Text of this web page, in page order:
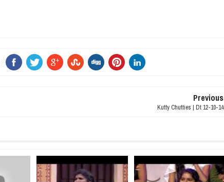
Previous
Kutty Chutties | Dt 12-10-14